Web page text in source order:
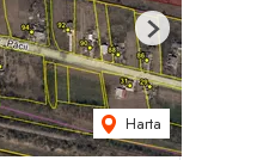
Harta
Next